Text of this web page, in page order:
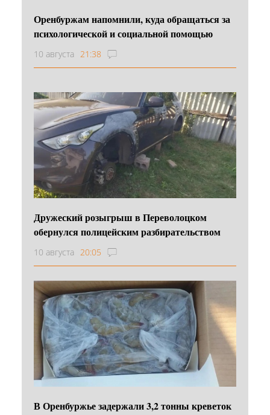
Оренбуржам напомнили, куда обращаться за
психологической и социальной помощью
10 августа 21:38
Дружеский розыгрыш в Переволоцком
обернулся полицейским разбирательством
10 августа 20:05
В Оренбуржье задержали 3,2 тонны креветок